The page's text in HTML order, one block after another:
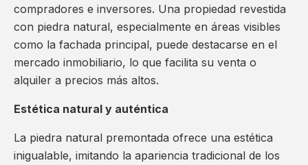
compradores e inversores. Una propiedad revestida
con piedra natural, especialmente en áreas visibles
como la fachada principal, puede destacarse en el
mercado inmobiliario, lo que facilita su venta o
alquiler a precios más altos.
Estética natural y auténtica
La piedra natural premontada ofrece una estética
inigualable, imitando la apariencia tradicional de los